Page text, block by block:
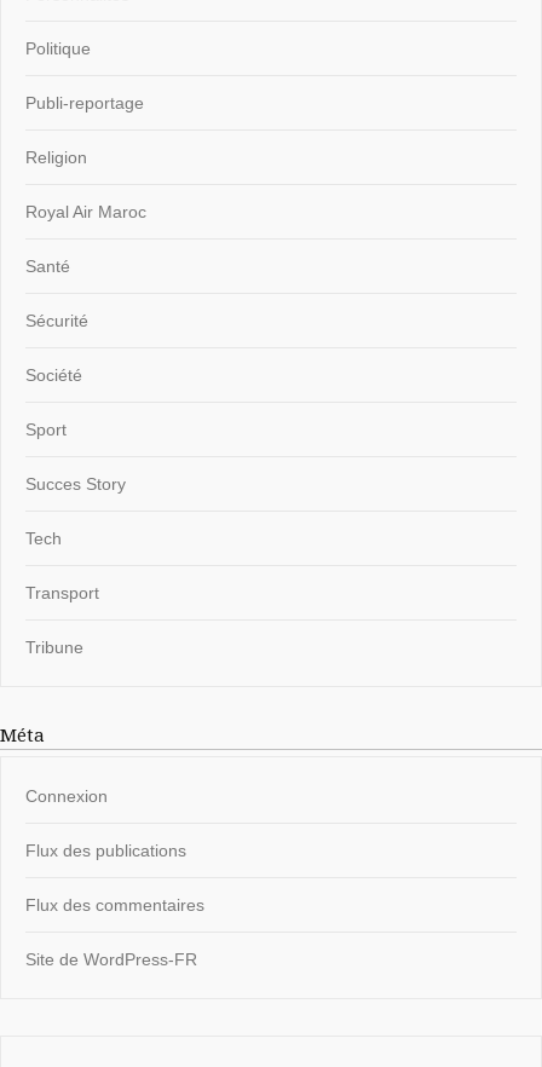
Politique
Publi-reportage
Religion
Royal Air Maroc
Santé
Sécurité
Société
Sport
Succes Story
Tech
Transport
Tribune
Méta
Connexion
Flux des publications
Flux des commentaires
Site de WordPress-FR